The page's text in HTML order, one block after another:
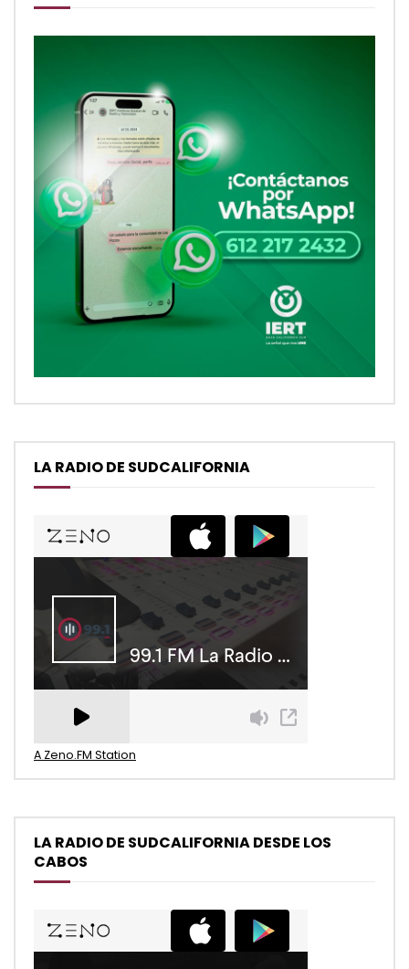
LA RADIO DE SUDCALIFORNIA
A Zeno.FM Station
LA RADIO DE SUDCALIFORNIA DESDE LOS
CABOS